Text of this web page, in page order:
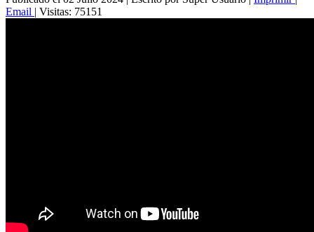
Email | Visitas: 75151